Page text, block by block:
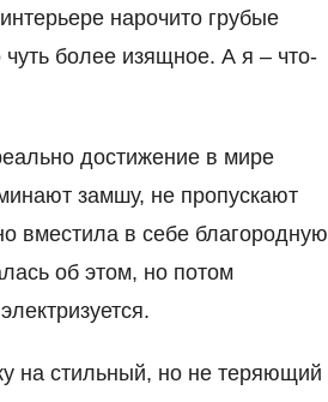
нарочито грубые
более изящное. А я – что-
достижение в мире
замшу, не пропускают
вместила в себе благородную
об этом, но потом
на стильный, но не теряющий